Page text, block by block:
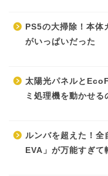
PS5の大掃除！本体
がいっぱいだった
太陽光パネルと
ミ処理機を動かせる
ルンバを超えた！全
EVA」が万能すぎて